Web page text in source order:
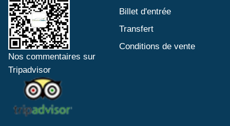
Nos commentaires sur
Tripadvisor
Billet d'entrée
Transfert
Conditions de vente